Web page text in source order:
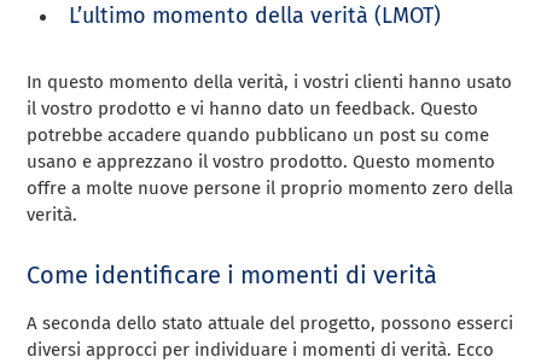
L’ultimo momento della verità (LMOT)
In questo momento della verità, i vostri clienti hanno usato
il vostro prodotto e vi hanno dato un feedback. Questo
potrebbe accadere quando pubblicano un post su come
usano e apprezzano il vostro prodotto. Questo momento
offre a molte nuove persone il proprio momento zero della
verità.
Come identificare i momenti di verità
A seconda dello stato attuale del progetto, possono esserci
diversi approcci per individuare i momenti di verità. Ecco